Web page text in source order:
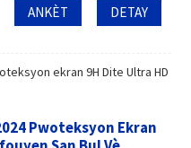
ANKÈT DETAY
Pwoteksyon Ekran